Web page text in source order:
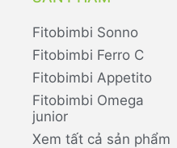
Fitobimbi Sonno
Fitobimbi Ferro C
Fitobimbi Appetito
Fitobimbi Omega
junior
Xem tất cả sản phẩm